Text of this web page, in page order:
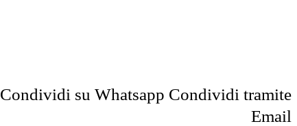
Condividi su Whatsapp Condividi tramite
Email